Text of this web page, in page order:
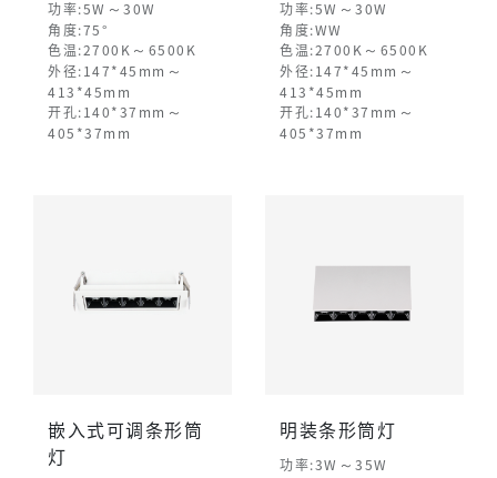
功率:5W ～ 30W
角度:75°
色温:2700K ～ 6500K
外径:147*45mm ～
413*45mm
开孔:140*37mm ～
405*37mm
功率:5W ～ 30W
角度:WW
色温:2700K ～ 6500K
外径:147*45mm ～
413*45mm
开孔:140*37mm ～
405*37mm
嵌入式可调条形筒
灯
明装条形筒灯
功率:3W ～ 35W